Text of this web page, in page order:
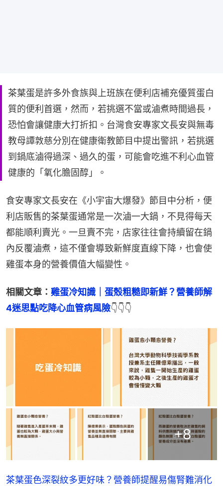
茶葉蛋是許多外食族與上班族在便利店補充優質蛋白
質的便利首選，然而，若挑選不當或滷煮時間過長，
恐怕會讓健康大打折扣。台灣食安專家文長安與無毒
教母譚敦慈分別在健康衛教節目中提出警訊，若挑選
到鍋底滷得過深、過久的蛋，可能會吃進不利心血管
健康的「氧化膽固醇」。
食安專家文長安在《小宇宙大爆發》節目中分析，便
利店販售的茶葉蛋通常是一次滷一大鍋，不見得每天
都能順利賣光。一旦賣不完，店家往往會持續留在鍋
內反覆滷煮，這不僅會導致新鮮度直線下降，也會使
雞蛋本身的營養價值大幅變性。
相關文章： 雞蛋冷知識｜蛋殼粗糙即新鮮？營養師解
4迷思點吃降心血管病風險👇👇👇
+8
茶葉蛋色深裂紋多更好味？營養師提醒易傷腎難消化